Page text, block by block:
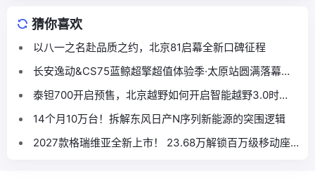
猜你喜欢
以八一之名赴品质之约，北京81启幕全新口碑征程
长安逸动&CS75蓝鲸超擎超值体验季·太原站圆满落幕，
泰钽700开启预售，北京越野如何开启智能越野3.0时
14个月10万台！拆解东风日产N序列新能源的突围逻辑
2027款格瑞维亚全新上市！ 23.68万解锁百万级移动座